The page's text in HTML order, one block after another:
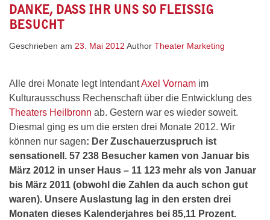
DANKE, DASS IHR UNS SO FLEISSIG B
ESUCHT
Geschrieben am 23. Mai 2012 Author Theater Marketing
Alle drei Monate legt IntendantAxel Vornam im
Kulturausschuss Rechenschaft über die Entwicklung des
Theaters Heilbronn ab. Gestern war es wieder soweit.
Diesmal ging es um die ersten drei Monate 2012. Wir
können nur sagen: Der Zuschauerzuspruch ist
sensationell. 57 238 Besucher kamen von Januar bis
März 2012 in unser Haus – 11 123 mehr als von Januar
bis März 2011 (obwohl die Zahlen da auch schon gut
waren). Unsere Auslastung lag in den ersten drei
Monaten dieses Kalenderjahres bei 85,11 Prozent.